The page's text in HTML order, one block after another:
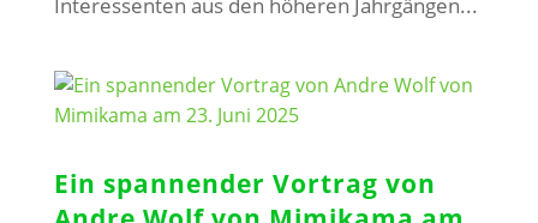
Ein spannender Vortrag von